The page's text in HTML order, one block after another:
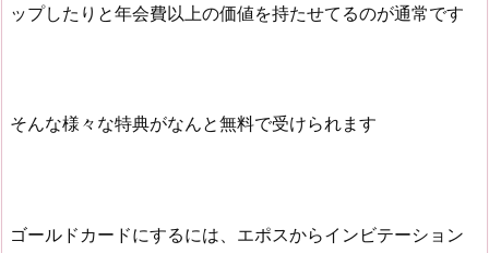
ップしたりと年会費以上の価値を持たせてるのが通常です
そんな様々な特典がなんと無料で受けられます
ゴールドカードにするには、エポスからインビテーション